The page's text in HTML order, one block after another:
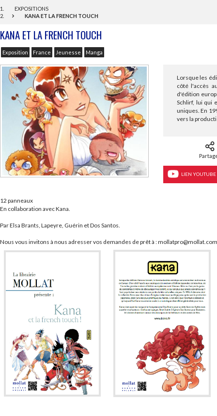
EXPOSITIONS
KANA ET LA FRENCH TOUCH
KANA ET LA FRENCH TOUCH
Exposition France Jeunesse Manga
Lorsque les
côté l'accès
d'édition
Schlirf, lui qui
uniques. En
vers la
LIEN YOUTUBE
12 panneaux
En collaboration avec Kana.
Par Elsa Brants, Lapeyre, Guérin et Dos Santos.
Nous vous invitons à nous adresser vos demandes de prêt à : mollatpro@mollat.com